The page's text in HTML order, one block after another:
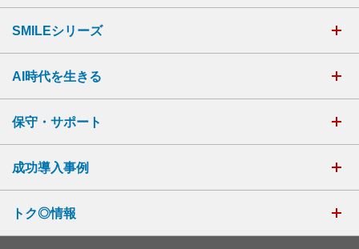
SMILEシリーズ
AI時代を生きる
保守・サポート
成功導入事例
トク◎情報